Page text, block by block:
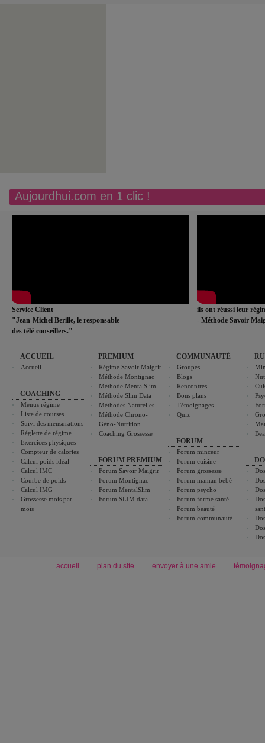
Aujourdhui.com en 1 clic !
Service Client
"Jean-Michel Berille, le responsable
des télé-conseillers."
ils ont réussi leur
- Méthode Savoir
ACCUEIL
Accueil
COACHING
Menus régime
Liste de courses
Suivi des mensurations
Réglette de régime
Exercices physiques
Compteur de calories
Calcul poids idéal
Calcul IMC
Courbe de poids
Calcul IMG
Grossesse mois par
mois
PREMIUM
Régime Savoir Maigrir
Méthode Montignac
Méthode MentalSlim
Méthode Slim Data
Méthodes Naturelles
Méthode Chrono-
Géno-Nutrition
Coaching Grossesse
FORUM PREMIUM
Forum Savoir Maigrir
Forum Montignac
Forum MentalSlim
Forum SLIM data
COMMUNAUTÉ
Groupes
Blogs
Rencontres
Bons plans
Témoignages
Quiz
FORUM
Forum minceur
Forum cuisine
Forum grossesse
Forum maman bébé
Forum psycho
Forum forme santé
Forum beauté
Forum communauté
accueil plan du site envoyer à une amie